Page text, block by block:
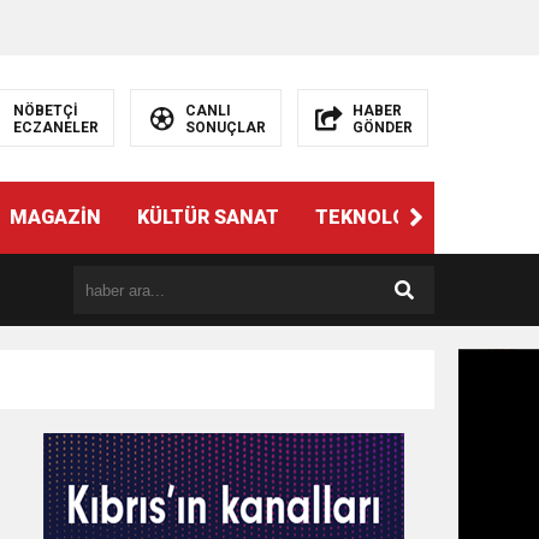
NÖBETÇİ
ECZANELER
CANLI
SONUÇLAR
HABER
GÖNDER
MAGAZİN KÜLTÜR SANAT TEKNOLOJİ